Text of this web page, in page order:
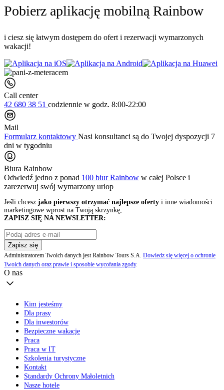
Pobierz aplikację mobilną Rainbow
i ciesz się łatwym dostępem do ofert i rezerwacji wymarzonych
wakacji!
Call center
42 680 38 51 codziennie w godz. 8:00-22:00
Mail
Formularz kontaktowy Nasi konsultanci są do Twojej dyspozycji 7
dni w tygodniu
Biura Rainbow
Odwiedź jedno z ponad 100 biur Rainbow w całej Polsce i
zarezerwuj swój wymarzony urlop
Jeśli chcesz jako pierwszy otrzymać najlepsze oferty i inne wiadomości
marketingowe wprost na Twoją skrzynkę,
ZAPISZ SIĘ NA NEWSLETTER:
Zapisz się
Administratorem Twoich danych jest Rainbow Tours S.A. Dowiedz się więcej o ochronie
Twoich danych oraz prawie i sposobie wycofania zgody.
O nas
Kim jesteśmy
Dla prasy
Dla inwestorów
Bezpieczne wakacje
Praca
Praca w IT
Szkolenia turystyczne
Kontakt
Standardy Ochrony Małoletnich
Nasze hotele